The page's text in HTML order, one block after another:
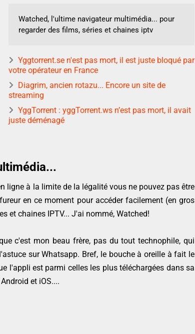
Watched, l'ultime navigateur multimédia... pour
regarder des films, séries et chaines iptv
Yggtorrent.se n'est pas mort, il est juste bloqué par
votre opérateur en France
Diagrim, ancien rotazu... Encore un site de
streaming
YggTorrent : yggTorrent.ws n’est pas mort, il avait
juste déménagé
ligne à la limite de la légalité vous ne pouvez pas être
en ce moment pour accéder facilement (en gros
et chaines IPTV... J'ai nommé, Watched!
c'est mon beau frère, pas du tout technophile, qui
sur Whatsapp. Bref, le bouche à oreille à fait le
l'appli est parmi celles les plus téléchargées dans sa
et iOS....